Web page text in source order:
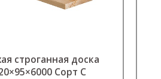
строганная доска
Сорт С